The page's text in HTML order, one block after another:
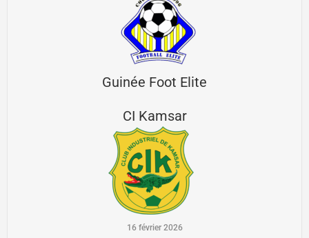
Guinée Foot Elite
CI Kamsar
16 février 2026